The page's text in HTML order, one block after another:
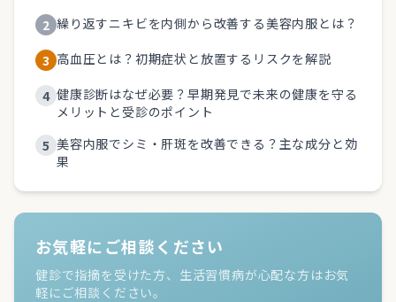
2 繰り返すニキビを内側から改善する美容内服とは？
3 高血圧とは？初期症状と放置するリスクを解説
4 健康診断はなぜ必要？早期発見で未来の健康を守る
メリットと受診のポイント
5 美容内服でシミ・肝斑を改善できる？主な成分と効
果
お気軽にご相談ください
健診で指摘を受けた方、生活習慣病が心配な方はお気
軽にご相談ください。